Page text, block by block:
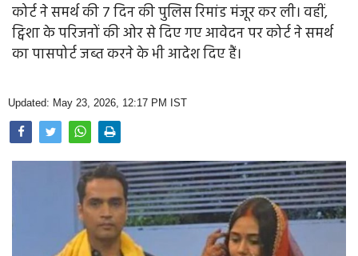
Farm & Food
Opinion
Photo Gallery
Home
कोर्ट ने समर्थ की 7 दिन की पुलिस रिमांड मंजूर कर ली। वहीं,
ट्विशा के परिजनों की ओर से दिए गए आवेदन पर कोर्ट ने समर्थ
का पासपोर्ट जब्त करने के भी आदेश दिए हैं।
Updated: May 23, 2026, 12:17 PM IST